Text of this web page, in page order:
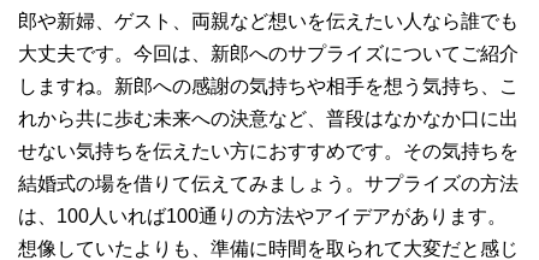
郎や新婦、ゲスト、両親など想いを伝えたい人なら誰でも
大丈夫です。今回は、新郎へのサプライズについてご紹介
しますね。新郎への感謝の気持ちや相手を想う気持ち、こ
れから共に歩む未来への決意など、普段はなかなか口に出
せない気持ちを伝えたい方におすすめです。その気持ちを
結婚式の場を借りて伝えてみましょう。サプライズの方法
は、100人いれば100通りの方法やアイデアがあります。
想像していたよりも、準備に時間を取られて大変だと感じ